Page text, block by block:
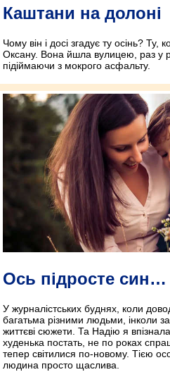
Каштани на долоні
Чому він і досі згадує ту осінь?
Оксану. Вона йшла вулицею, раз у
підіймаючи з мокрого асфальту.
Ось підросте син…
У журналістських буднях, коли
багатьма різними людьми, інколи
життєві сюжети. Та Надію я
худенька постать, не по роках
тепер світилися по-новому. Тією
людина просто щаслива.